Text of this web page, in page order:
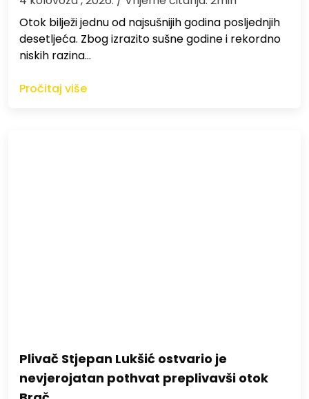
Otok bilježi jednu od najsušnijih godina posljednjih
desetljeća. Zbog izrazito sušne godine i rekordno
niskih razina…
Pročitaj više
Plivač Stjepan Lukšić ostvario je
nevjerojatan pothvat preplivavši otok